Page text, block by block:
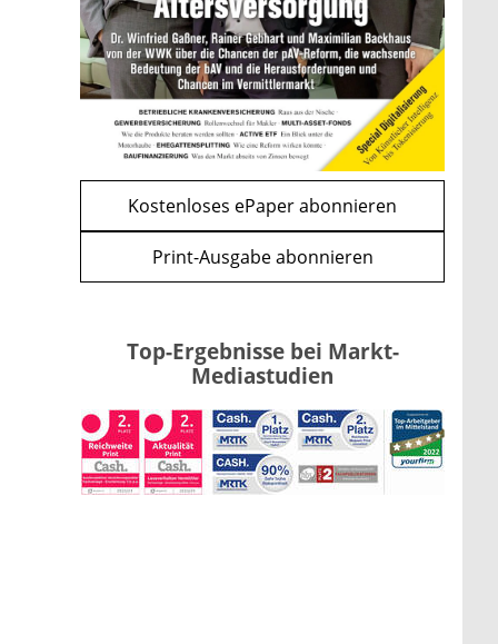
WEITERE ARTIKEL
zurückweiter
und CLARITY Act geben die
Richtung vor
mehr
Kostenloses ePaper abonnieren
Print-Ausgabe abonnieren
Top-Ergebnisse bei Markt-
Mediastudien